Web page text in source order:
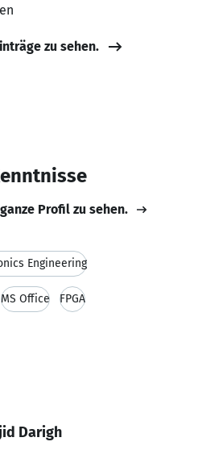
zu sehen.
Profil zu sehen.
Engineering
MS Office FPGA
Darigh